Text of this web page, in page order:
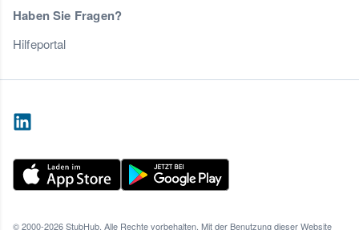
Haben Sie Fragen?
Hilfeportal
© 2000-2026 StubHub. Alle Rechte vorbehalten. Mit der Benutzung dieser Website